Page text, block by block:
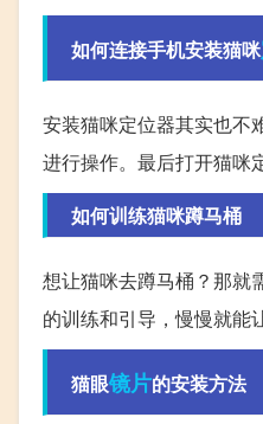
如何连接手机安装猫咪
安装猫咪定位器其实也不
进行操作。最后打开猫咪
如何训练猫咪蹲马桶
想让猫咪去蹲马桶？那就
的训练和引导，慢慢就能
猫眼镜片的安装方法